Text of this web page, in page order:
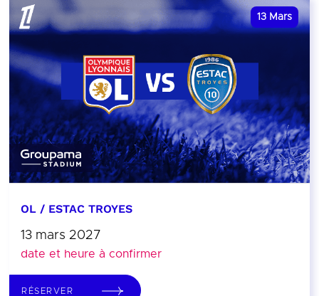
13 Mars
OL / ESTAC TROYES
13 mars 2027
date et heure à confirmer
RÉSERVER